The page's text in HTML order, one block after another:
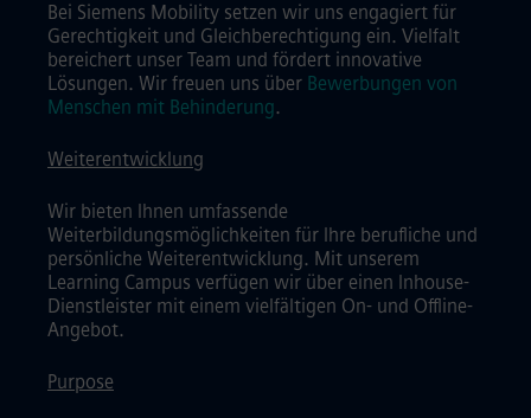
Bei Siemens Mobility setzen wir uns engagiert für
Gerechtigkeit und Gleichberechtigung ein. Vielfalt
bereichert unser Team und fördert innovative
Lösungen. Wir freuen uns über Bewerbungen von
Menschen mit Behinderung.
Weiterentwicklung
Wir bieten Ihnen umfassende
Weiterbildungsmöglichkeiten für Ihre berufliche und
persönliche Weiterentwicklung. Mit unserem
Learning Campus verfügen wir über einen Inhouse-
Dienstleister mit einem vielfältigen On- und Offline-
Angebot.
Purpose